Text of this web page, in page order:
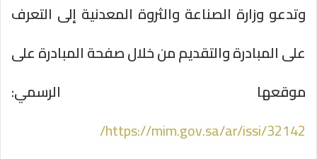
وتدعو وزارة الصناعة والثروة المعدنية إلى التعرف
على المبادرة والتقديم من خلال صفحة المبادرة على
موقعها الرسمي:
https://mim.gov.sa/ar/issi/32142/